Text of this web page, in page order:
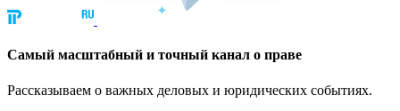
Cамый масштабный и точный канал о праве
Рассказываем о важных деловых и юридических событиях.